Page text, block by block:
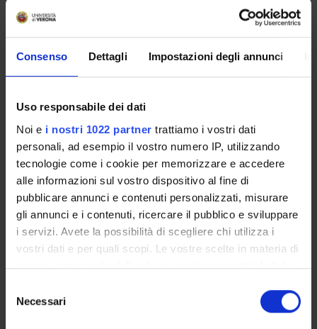
Consenso Dettagli Impostazioni degli annunci
Uso responsabile dei dati
Noi e i nostri 1022 partner trattiamo i vostri dati
personali, ad esempio il vostro numero IP, utilizzando
tecnologie come i cookie per memorizzare e accedere
alle informazioni sul vostro dispositivo al fine di
pubblicare annunci e contenuti personalizzati, misurare
gli annunci e i contenuti, ricercare il pubblico e sviluppare
i servizi. Avete la possibilità di scegliere chi utilizza i
vostri dati e per quali scopi. Le vostre scelte in materia di
privacy sono applicabili solo su questa proprietà digitale
modificare o revocare il proprio consenso in qualsiasi
momento dalla Dichiarazione sui cookie o facendo clic
delNecessari
Corso disattivato
di studio non sono ancora disponibili.
Presentazione
Come iscriversi
Piani didattici
Insegnamenti
Bacheca avvisi
Organi collegiali e di governo